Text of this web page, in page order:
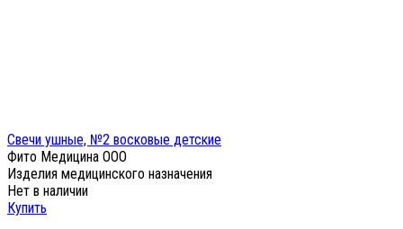
Свечи ушные, №2 восковые детские
Фито Медицина ООО
Изделия медицинского назначения
Нет в наличии
Купить